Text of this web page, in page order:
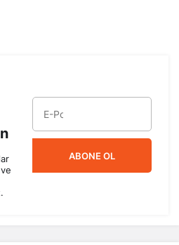
ABONE OL